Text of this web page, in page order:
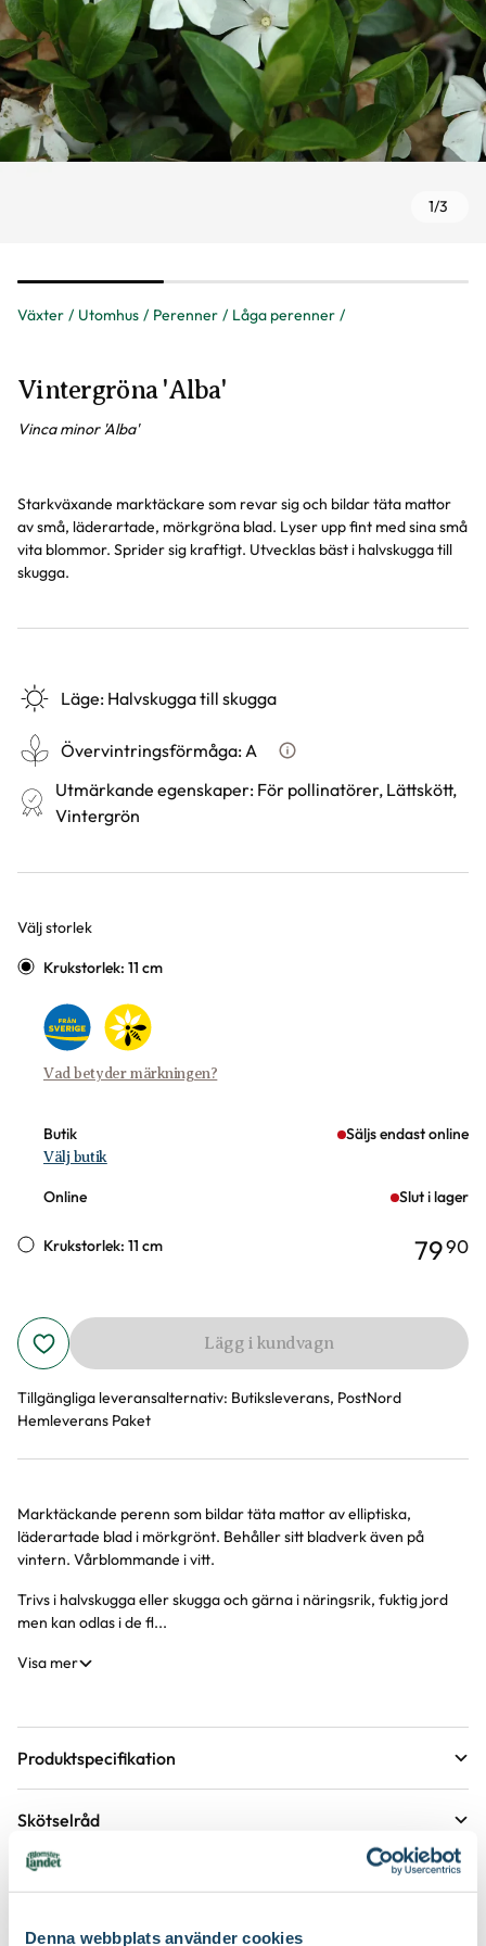
Denna webbplats använder cookies
Växter Utomhus Perenner Låga perenner
1/3
Vintergröna 'Alba'
Vinca minor 'Alba'
Starkväxande marktäckare som revar sig och bildar täta mattor
av små, läderartade, mörkgröna blad. Lyser upp fint med sina små
vita blommor. Sprider sig kraftigt. Utvecklas bäst i halvskugga till
skugga.
Läge: Halvskugga till skugga
Övervintringsförmåga:A Vad betyder
Utmärkande egenskaper: För pollinatörer, Lättskött,
Vintergrön
Välj storlek
Varianter
Krukstorlek: 11 cm
Vad betyder märkningen?
Butik Säljs endast online
Välj butik
Online Slut i lager
Krukstorlek: 11 cm 7990
Lägg i kundvagn
Tillgängliga leveransalternativ: Butiksleverans, PostNord
Hemleverans Paket
Produktinformation
Marktäckande perenn som bildar täta mattor av elliptiska,
läderartade blad i mörkgrönt. Behåller sitt bladverk även på
vintern. Vårblommande i vitt.
Trivs i halvskugga eller skugga och gärna i näringsrik, fuktig jord
men kan odlas i de fl...
Visa mer
Produktspecifikation
Krukstorlek
Förväntad sluthöjd Höjd på trädgårdsväxter
Skötselråd
Läge
Övervintringsförmåga Vad betyder övervintringsförmåga?
Etableringsråd - så får du en lyckad plantering och